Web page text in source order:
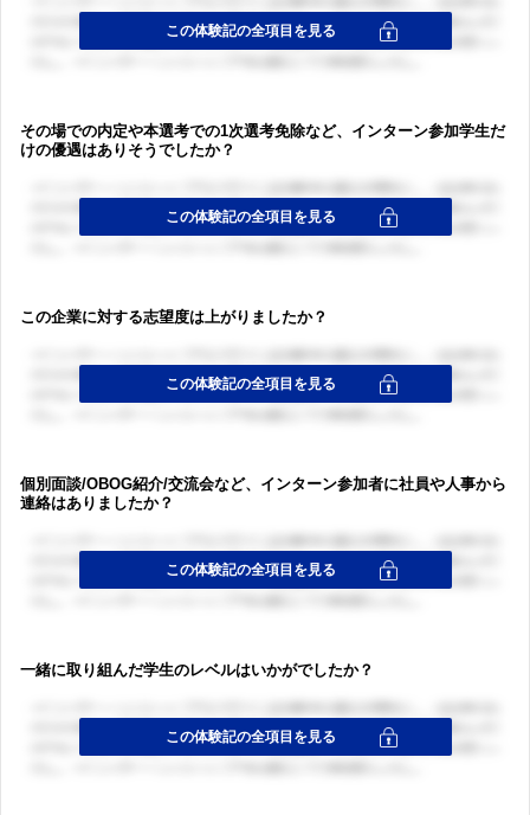
その場での内定や本選考での1次選考免除など、インターン参加学生だ
けの優遇はありそうでしたか？
この企業に対する志望度は上がりましたか？
個別面談/OBOG紹介/交流会など、インターン参加者に社員や人事から
連絡はありましたか？
一緒に取り組んだ学生のレベルはいかがでしたか？